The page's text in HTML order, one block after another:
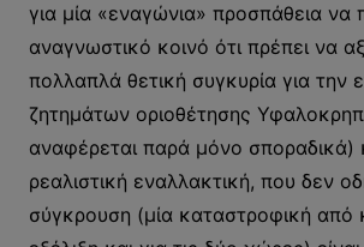
για μία «εναγώνια» προσπάθεια να
αναγνωστικό κοινό ότι πρέπει να
πολλαπλά θετική συγκυρία για την
ζητημάτων οριοθέτησης
αναφέρεται παρά μόνο σποραδικά)
ρεαλιστική εναλλακτική, που δεν
σύγκρουση (μία καταστροφική